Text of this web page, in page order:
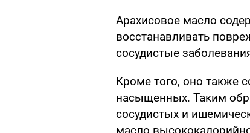
Арахисовое масло
восстанавливать
сосудистые
Кроме того, оно также
насыщенных. Таким
сосудистых и